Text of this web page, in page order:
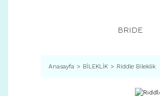
BRIDE
Anasayfa BİLEKLİK Riddle Bileklik